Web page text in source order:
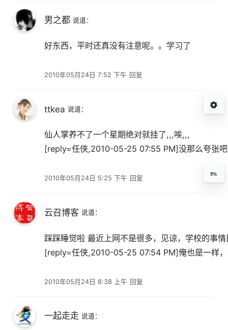
男之都 说道：
2010年05月24日 7:52 下午
好东西，平时还真没有注意呢。。学习了
回复
ttkea 说道：
2010年05月24日 5:25 下午
仙人掌养不了一个星期绝对就挂了,,,唉,,,
[reply=任侠,2010-05-25 07:55 PM]没那么夸张
回复
云召博客 说道：
2010年05月24日 8:38 上午
踩踩睡觉啦 最近上网不是很多，见谅，学校的事
[reply=任侠,2010-05-25 07:54 PM]俺也是一样
回复
一起走走 说道：
9%